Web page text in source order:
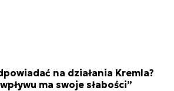
na działania Kremla?
ma swoje słabości”